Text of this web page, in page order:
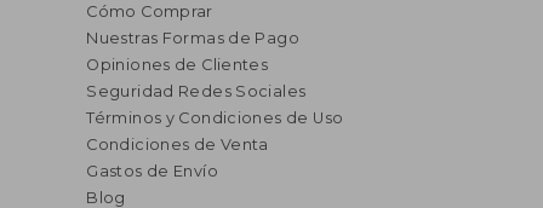
Cómo Comprar
Nuestras Formas de Pago
Opiniones de Clientes
Seguridad Redes Sociales
Términos y Condiciones de Uso
Condiciones de Venta
Gastos de Envío
Blog